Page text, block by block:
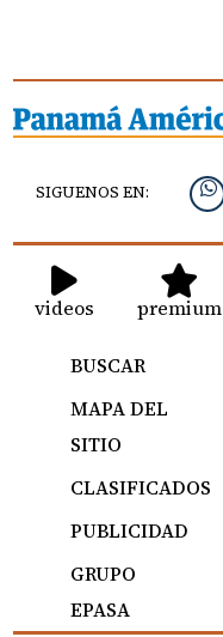
SIGUENOS EN:
videos premium
BUSCAR
MAPA DEL
SITIO
CLASIFICADOS
PUBLICIDAD
GRUPO
EPASA